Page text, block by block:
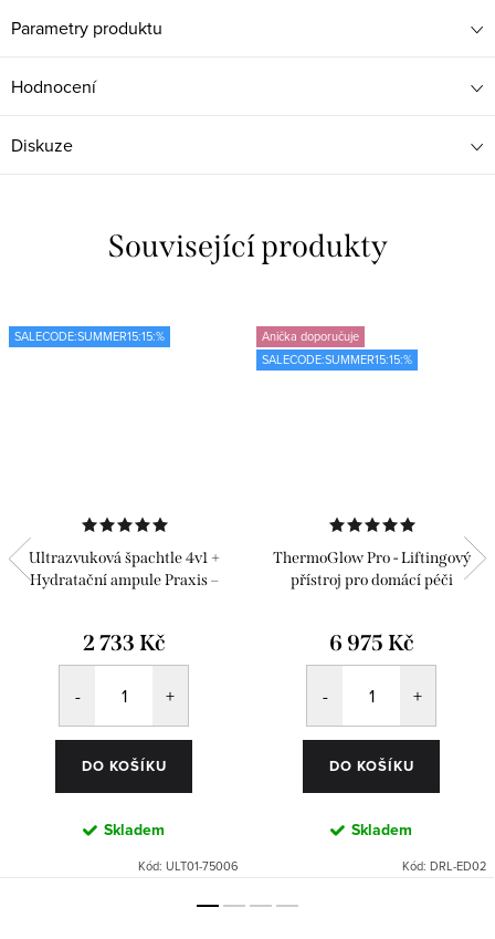
Parametry produktu
Hodnocení
Diskuze
Související produkty
SALECODE:SUMMER15:15:%
Ultrazvuková špachtle 4v1 +
Hydratační ampule Praxis –
2 733 Kč
DO KOŠÍKU
Skladem
Kód: ULT01-75006
Anička doporučuje
SALECODE:SUMMER15:15:%
ThermoGlow Pro - Liftingový
přístroj pro domácí péči
6 975 Kč
DO KOŠÍKU
Skladem
Kód: DRL-ED02